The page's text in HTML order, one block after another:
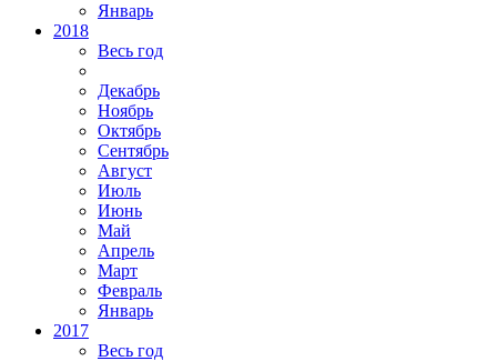
Январь
2018
Весь год
Декабрь
Ноябрь
Октябрь
Сентябрь
Август
Июль
Июнь
Май
Апрель
Март
Февраль
Январь
2017
Весь год